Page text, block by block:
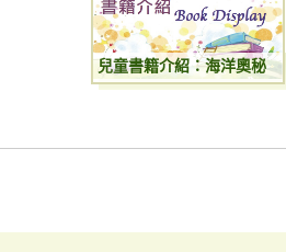
兒童書籍介紹：海洋奧秘